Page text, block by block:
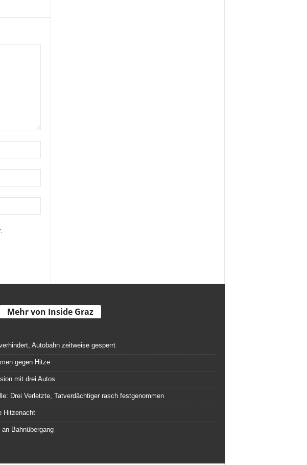
Mehr von Inside Graz
Autobahn zeitweise gesperrt
gegen Hitze
mit drei Autos
Drei Verletzte, Tatverdächtiger rasch festgenommen
Hitzenacht
Bahnübergang